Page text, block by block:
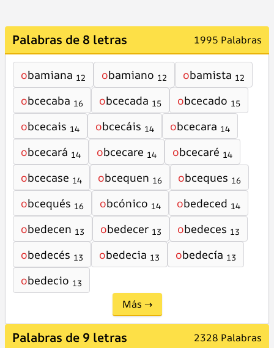
Palabras de 8 letras 1995 Palabras
obamiana 12 obamiano 12 obamista 12
obcecaba 16 obcecada 15 obcecado 15
obcecais 14 obcecáis 14 obcecara 14
obcecará 14 obcecare 14 obcecaré 14
obcecase 14 obcequen 16 obceques 16
obcequés 16 obcónico 14 obedeced 14
obedecen 13 obedecer 13 obedeces 13
obedecés 13 obedecia 13 obedecía 13
obedecio 13
Más →
Palabras de 9 letras 2328 Palabras